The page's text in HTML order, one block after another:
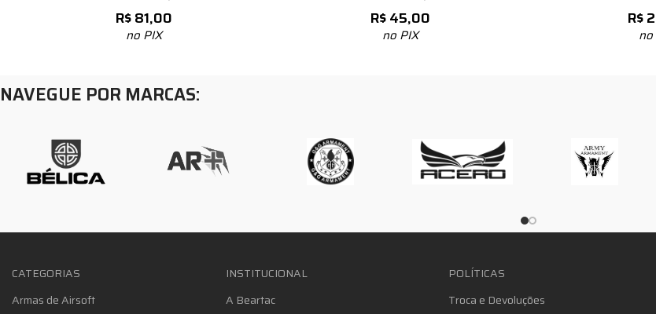
R$81,00
no PIX
R$45,00
no PIX
R$
no
NAVEGUE POR MARCAS:
CATEGORIAS
Armas de Airsoft
INSTITUCIONAL
A Beartac
POLÍTICAS
Troca e Devoluções